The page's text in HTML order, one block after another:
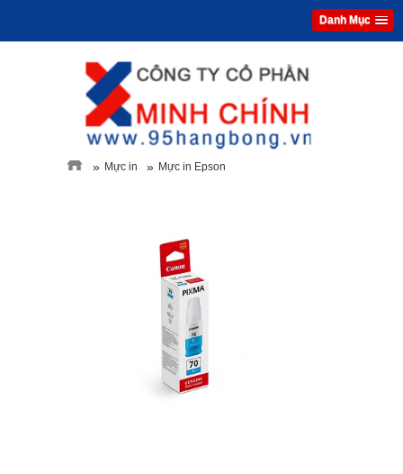
Danh Mục
» Mực in » Mực in Epson